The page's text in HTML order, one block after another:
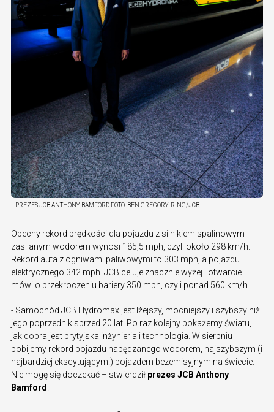
PREZES JCB ANTHONY BAMFORD FOTO: BEN GREGORY-RING/JCB
Obecny rekord prędkości dla pojazdu z silnikiem spalinowym
zasilanym wodorem wynosi 185,5 mph, czyli około 298 km/h.
Rekord auta z ogniwami paliwowymi to 303 mph, a pojazdu
elektrycznego 342 mph. JCB celuje znacznie wyżej i otwarcie
mówi o przekroczeniu bariery 350 mph, czyli ponad 560 km/h.
- Samochód JCB Hydromax jest lżejszy, mocniejszy i szybszy niż
jego poprzednik sprzed 20 lat. Po raz kolejny pokażemy światu,
jak dobra jest brytyjska inżynieria i technologia. W sierpniu
pobijemy rekord pojazdu napędzanego wodorem, najszybszym (i
najbardziej ekscytującym!) pojazdem bezemisyjnym na świecie.
Nie mogę się doczekać – stwierdził prezes JCB Anthony
Bamford.